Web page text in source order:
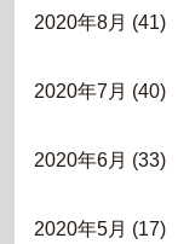
2020年8月 (41)
2020年7月 (40)
2020年6月 (33)
2020年5月 (17)